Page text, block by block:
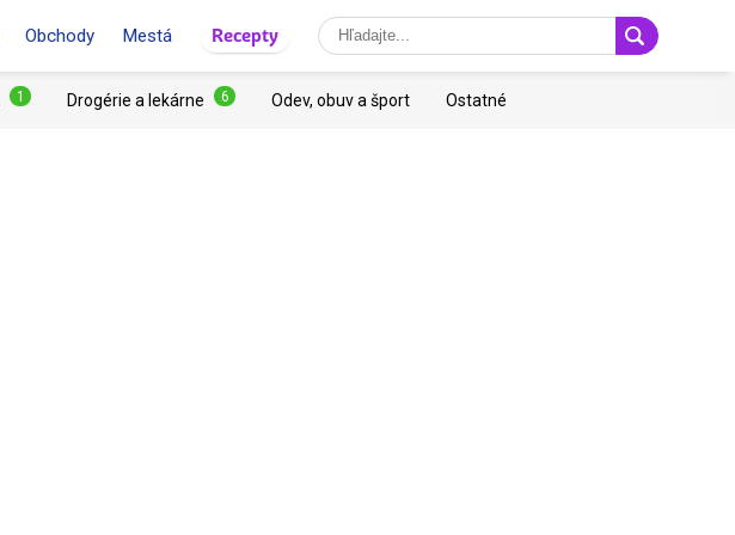
Obchody Mestá Recepty
1 Drogérie a lekárne 6 Odev, obuv a šport Ostatné